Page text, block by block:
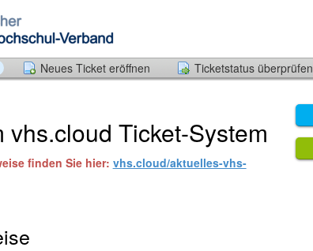
Neues Ticket eröffnen Ticketstatus überprüfen
vhs.cloud Ticket-System
finden Sie hier: vhs.cloud/aktuelles-vhs-